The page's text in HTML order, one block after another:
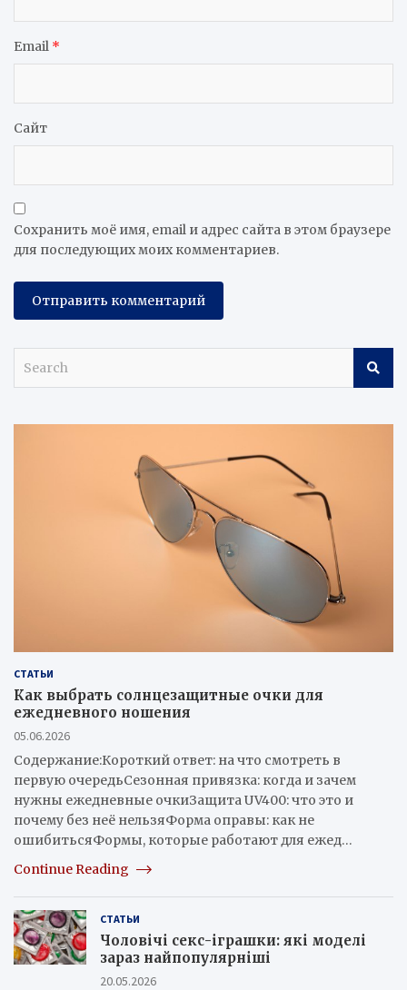
Email *
Сайт
Сохранить моё имя, email и адрес сайта в этом браузере
для последующих моих комментариев.
СТАТЬИ
Как выбрать солнцезащитные очки для
ежедневного ношения
05.06.2026
Содержание:Короткий ответ: на что смотреть в
первую очередьСезонная привязка: когда и зачем
нужны ежедневные очкиЗащита UV400: что это и
почему без неё нельзяФорма оправы: как не
ошибитьсяФормы, которые работают для ежед…
Continue Reading
СТАТЬИ
Чоловічі секс-іграшки: які моделі
зараз найпопулярніші
20.05.2026